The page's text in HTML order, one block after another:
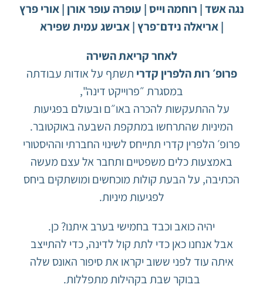
נגה אשד | רוחמה וייס | עופרה עופר אורן | אורי פרץ
| אריאלה נידם־פרץ | אבישג עמית שפירא
לאחר קריאת השירה
פרופ׳ רות הלפרין קדרי תשתף על אודות עבודתה
במסגרת ״פרוייקט דינה",
על ההתעקשות להכרה באו״ם ובעולם בפגיעות
המיניות שהתרחשו במתקפת השבעה באוקטובר.
פרופ׳ הלפרין קדרי תתייחס לשינוי החברתי וההיסטורי
באמצעות כלים משפטיים ותחבר אל עצם מעשה
הכתיבה, על הבעת קולות מוכחשים ומושתקים ביחס
לפגיעות מיניות.
יהיה כואב וכבד בחמישי בערב איתנו? כן.
אבל אנחנו כאן כדי לתת קול לדינה, כדי להתייצב
איתה עוד לפני ששוב יקראו את סיפור האונס שלה
בבוקר שבת בקהילות מתפללות.